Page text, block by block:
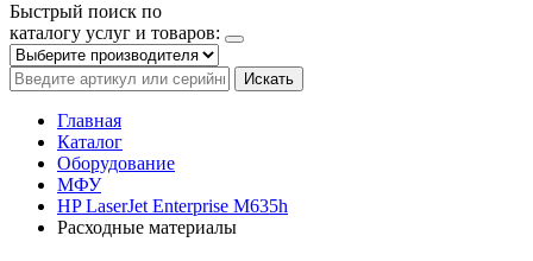
Быстрый поиск по
каталогу услуг и товаров:
Искать
Главная
Каталог
Оборудование
МФУ
HP LaserJet Enterprise M635h
Расходные материалы